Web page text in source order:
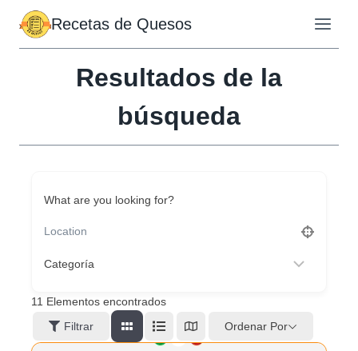
Saltar
contenido
Recetas de Quesos
Resultados de la
búsqueda
What are you looking for?
11 Elementos encontrados
Filtrar
Ordenar Por